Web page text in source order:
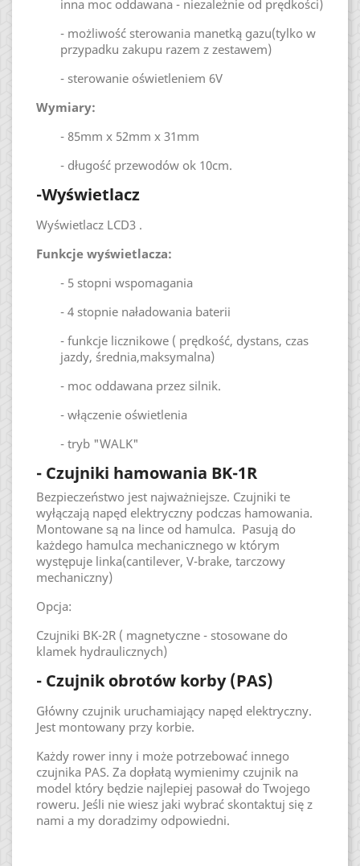
inna moc oddawana - niezależnie od prędkości)
- możliwość sterowania manetką gazu(tylko w
przypadku zakupu razem z zestawem)
- sterowanie oświetleniem 6V
Wymiary:
- 85mm x 52mm x 31mm
- długość przewodów ok 10cm.
-Wyświetlacz
Wyświetlacz LCD3 .
Funkcje wyświetlacza:
- 5 stopni wspomagania
- 4 stopnie naładowania baterii
- funkcje licznikowe ( prędkość, dystans, czas
jazdy, średnia,maksymalna)
- moc oddawana przez silnik.
- włączenie oświetlenia
- tryb "WALK"
- Czujniki hamowania BK-1R
Bezpieczeństwo jest najważniejsze. Czujniki te
wyłączają napęd elektryczny podczas hamowania.
Montowane są na lince od hamulca. Pasują do
każdego hamulca mechanicznego w którym
występuje linka(cantilever, V-brake, tarczowy
mechaniczny)
Opcja:
Czujniki BK-2R ( magnetyczne - stosowane do
klamek hydraulicznych)
- Czujnik obrotów korby (PAS)
Główny czujnik uruchamiający napęd elektryczny.
Jest montowany przy korbie.
Każdy rower inny i może potrzebować innego
czujnika PAS. Za dopłatą wymienimy czujnik na
model który będzie najlepiej pasował do Twojego
roweru. Jeśli nie wiesz jaki wybrać skontaktuj się z
nami a my doradzimy odpowiedni.